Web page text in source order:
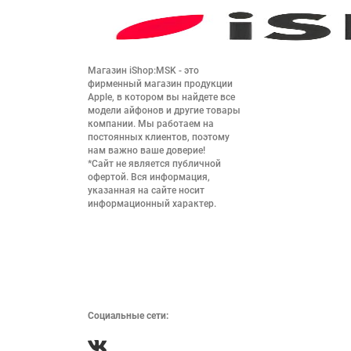
Магазин iShop:MSK - это
фирменный магазин продукции
Apple, в котором вы найдете все
модели айфонов и другие товары
компании. Мы работаем на
постоянных клиентов, поэтому
нам важно ваше доверие!
*Сайт не является публичной
офертой. Вся информация,
указанная на сайте носит
информационный характер.
Социальные сети: